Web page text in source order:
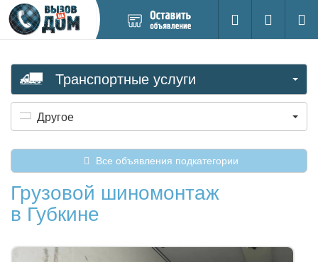
новое
Поиск
Вход на
Транспортные услуги
Другое
Все объявления подкатегории
Грузовой шиномонтаж
в Губкине